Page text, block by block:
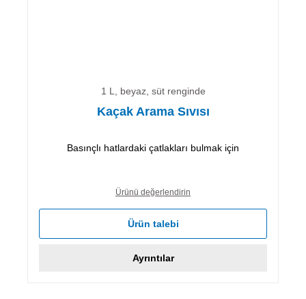
1 L, beyaz, süt renginde
Kaçak Arama Sıvısı
Basınçlı hatlardaki çatlakları bulmak için
Ürünü değerlendirin
Ürün talebi
Ayrıntılar